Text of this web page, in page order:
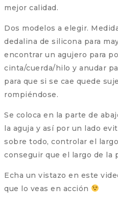
mejor calidad.
Dos modelos a elegir.
dedalina de silicona para
encontrar un agujero para
cinta/cuerda/hilo y anudar
para que si se cae quede
rompiéndose.
Se coloca en la parte de
la aguja y así por un lado
sobre todo, controlar el
conseguir que el largo de la
Echa un vistazo en este
que lo veas en acción